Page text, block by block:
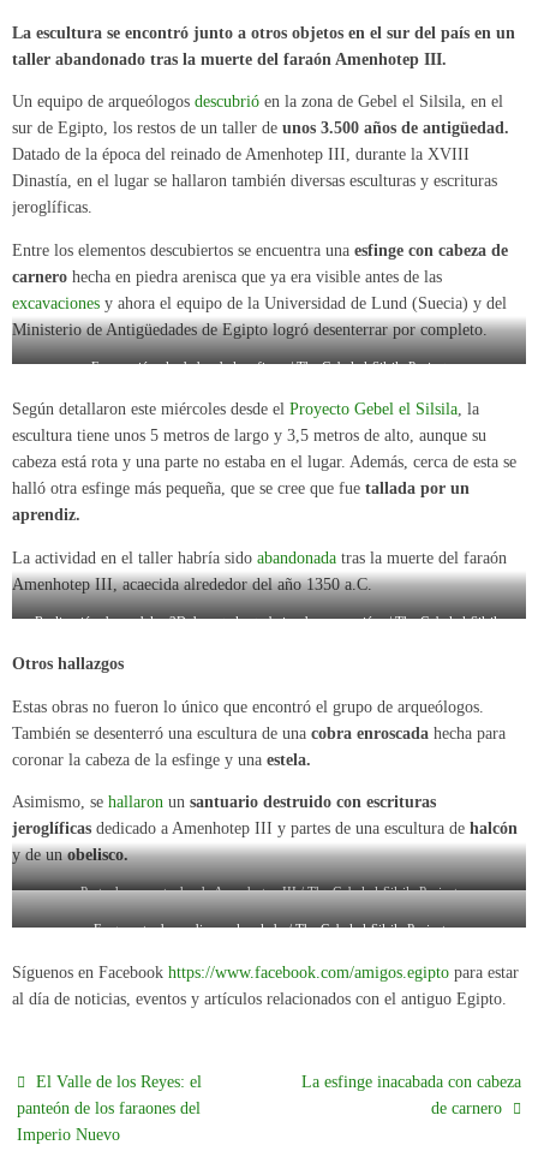
La escultura se encontró junto a otros objetos en el sur del país en un
taller abandonado tras la muerte del faraón Amenhotep III.
Un equipo de arqueólogos descubrió en la zona de Gebel el Silsila, en el
sur de Egipto, los restos de un taller de unos 3.500 años de antigüedad.
Datado de la época del reinado de Amenhotep III, durante la XVIII
Dinastía, en el lugar se hallaron también diversas esculturas y escrituras
jeroglíficas.
Entre los elementos descubiertos se encuentra una esfinge con cabeza de
carnero hecha en piedra arenisca que ya era visible antes de las
excavaciones y ahora el equipo de la Universidad de Lund (Suecia) y del
Ministerio de Antigüedades de Egipto logró desenterrar por completo.
Excavación alrededor de la esfinge./ The Gebel el-Silsila Project
Según detallaron este miércoles desde el Proyecto Gebel el Silsila, la
escultura tiene unos 5 metros de largo y 3,5 metros de alto, aunque su
cabeza está rota y una parte no estaba en el lugar. Además, cerca de esta se
halló otra esfinge más pequeña, que se cree que fue tallada por un
aprendiz.
La actividad en el taller habría sido abandonada tras la muerte del faraón
Amenhotep III, acaecida alrededor del año 1350 a.C.
Realización de modelos 3D durante los trabajos de excavación. / The Gebel el-Silsila
Otros hallazgos
Estas obras no fueron lo único que encontró el grupo de arqueólogos.
También se desenterró una escultura de una cobra enroscada hecha para
coronar la cabeza de la esfinge y una estela.
Asimismo, se hallaron un santuario destruido con escrituras
jeroglíficas dedicado a Amenhotep III y partes de una escultura de halcón
y de unobelisco.
Parte de un cartucho de Amenhotep III./ The Gebel el-Silsila Project
Fragmento de un disco solar alado./ The Gebel el-Silsila Project
Síguenos en Facebook https://www.facebook.com/amigos.egipto para estar
al día de noticias, eventos y artículos relacionados con el antiguo Egipto.
El Valle de los Reyes: el
panteón de los faraones del
Imperio Nuevo
La esfinge inacabada con cabeza
de carnero